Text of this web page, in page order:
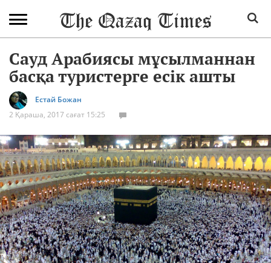
Сауд Арабиясы мұсылманнан
басқа туристерге есік ашты
Естай Божан
2 Қараша, 2017 сағат 15:25